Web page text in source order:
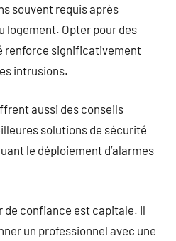
souvent requis après
logement. Opter pour des
renforce significativement
intrusions.
aussi des conseils
solutions de sécurité
le déploiement d’alarmes
de confiance est capitale. Il
un professionnel avec une